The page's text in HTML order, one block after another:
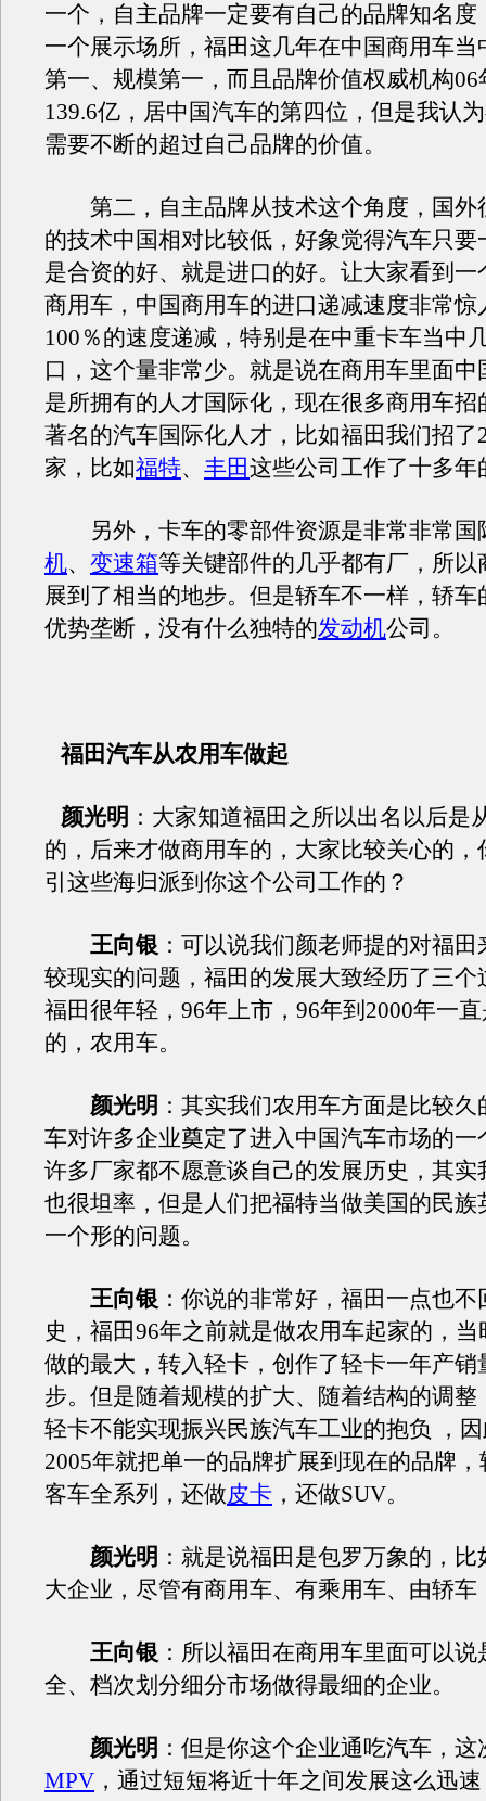
一个，自主品牌一定要有自己的品牌知名度
一个展示场所，福田这几年在中国商用车当
第一、规模第一，而且品牌价值权威机构
139.6亿，居中国汽车的第四位，但是我认
需要不断的超过自己品牌的价值。
第二，自主品牌从技术这个角度，国外
的技术中国相对比较低，好象觉得汽车只要
是合资的好、就是进口的好。让大家看到一
商用车，中国商用车的进口递减速度非常惊
100％的速度递减，特别是在中重卡车当中
口，这个量非常少。就是说在商用车里面中
是所拥有的人才国际化，现在很多商用车招
著名的汽车国际化人才，比如福田我们招了
家，比如福特、 丰田这些公司工作了十多年
另外，卡车的零部件资源是非常非常国
机、 变速箱等关键部件的几乎都有厂，所以
展到了相当的地步。但是轿车不一样，轿车
优势垄断，没有什么独特的发动机公司。
福田汽车从农用车做起
颜光明 ：大家知道福田之所以出名以后是
的，后来才做商用车的，大家比较关心的，
引这些海归派到你这个公司工作的？
王向银 ：可以说我们颜老师提的对福
较现实的问题，福田的发展大致经历了三个
福田很年轻，96年上市，96年到2000年一
的，农用车。
颜光明 ：其实我们农用车方面是比较
车对许多企业奠定了进入中国汽车市场的一
许多厂家都不愿意谈自己的发展历史，其实
也很坦率，但是人们把福特当做美国的民族
一个形的问题。
王向银 ：你说的非常好，福田一点也
史，福田96年之前就是做农用车起家的，
做的最大，转入轻卡，创作了轻卡一年产销
步。但是随着规模的扩大、随着结构的调整
轻卡不能实现振兴民族汽车工业的抱负 ，
2005年就把单一的品牌扩展到现在的品牌
客车全系列，还做皮卡 ，还做SUV。
颜光明 ：就是说福田是包罗万象的，
大企业，尽管有商用车、有乘用车、由轿车
王向银 ：所以福田在商用车里面可以
全、档次划分细分市场做得最细的企业。
颜光明 ：但是你这个企业通吃汽车，这
MPV ，通过短短将近十年之间发展这么迅